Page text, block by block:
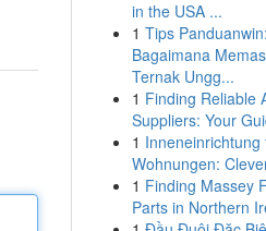
in the USA ...
1 Tips Panduanwin:
Bagaimana
Ternak Ungg...
1 Finding Reliable
Suppliers: Your
1 Inneneinrichtung
Wohnungen:
1 Finding Massey
Parts in Northern